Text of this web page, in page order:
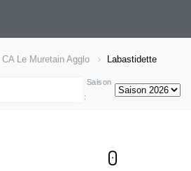
CA Le Muretain Agglo Labastidette
Saison
:
0